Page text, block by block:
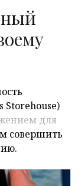
Storehouse)
для
совершить